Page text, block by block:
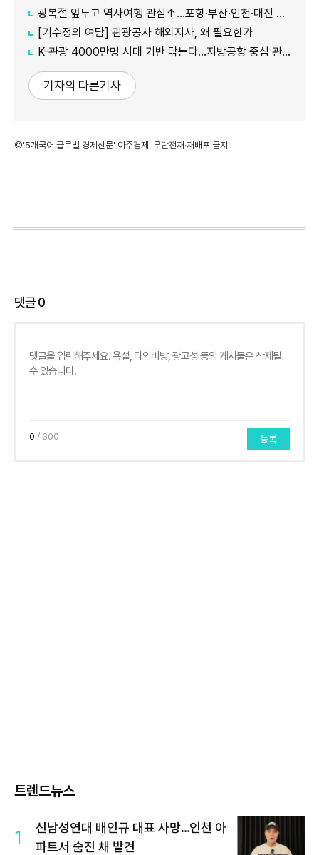
광복절 앞두고 역사여행 관심↑…포항·부산·인천·대전 주목
[기수정의 여담] 관광공사 해외지사, 왜 필요한가
K-관광 4000만명 시대 기반 닦는다…지방공항 중심 관광벨트 조성
기자의 다른기사
©'5개국어 글로벌 경제신문' 아주경제. 무단전재·재배포 금지
댓글0
0 / 300 등록
트렌드뉴스
1
신남성연대 배인규 대표 사망…인천 아
파트서 숨진 채 발견